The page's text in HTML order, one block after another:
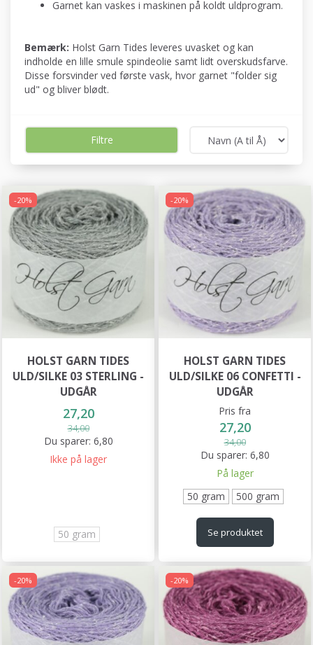
Garnet kan vaskes i maskinen på koldt uldprogram.
Bemærk: Holst Garn Tides leveres uvasket og kan
indholde en lille smule spindeolie samt lidt overskudsfarve.
Disse forsvinder ved første vask, hvor garnet "folder sig
ud" og bliver blødt.
Filtre
-20%
HOLST GARN TIDES
ULD/SILKE 03 STERLING -
UDGÅR
27,20
34,00
Du sparer: 6,80
Ikke på lager
50 gram
-20%
HOLST GARN TIDES
ULD/SILKE 06 CONFETTI -
UDGÅR
Pris fra
27,20
34,00
Du sparer: 6,80
På lager
50 gram
500 gram
Se produktet
-20% -20%